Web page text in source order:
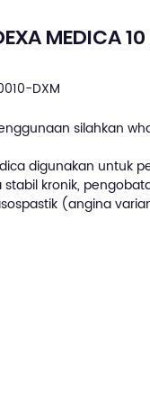
MEDICA
DXM
silahkan
digunakan untuk
kronik,
(angina